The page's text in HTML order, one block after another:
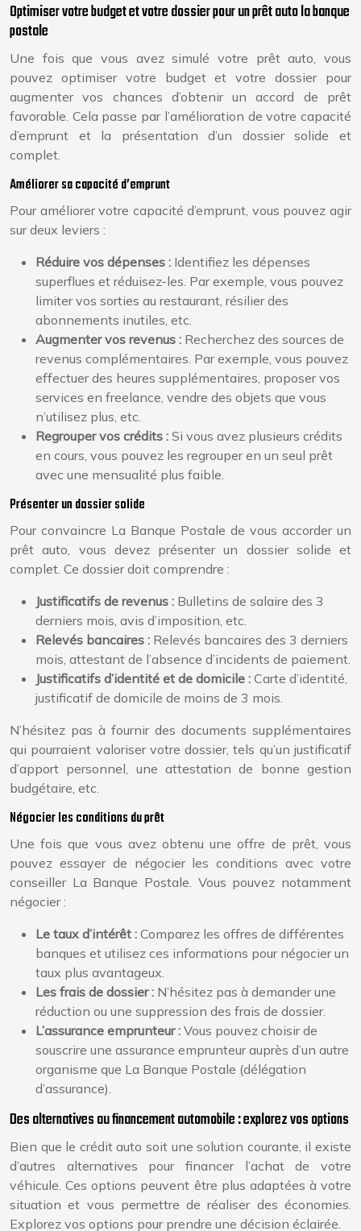
Optimiser votre budget et votre dossier pour un prêt auto la banque
postale
Une fois que vous avez simulé votre prêt auto, vous
pouvez optimiser votre budget et votre dossier pour
augmenter vos chances d’obtenir un accord de prêt
favorable. Cela passe par l’amélioration de votre capacité
d’emprunt et la présentation d’un dossier solide et
complet.
Améliorer sa capacité d’emprunt
Pour améliorer votre capacité d’emprunt, vous pouvez agir
sur deux leviers :
Réduire vos dépenses : Identifiez les dépenses
superflues et réduisez-les. Par exemple, vous pouvez
limiter vos sorties au restaurant, résilier des
abonnements inutiles, etc.
Augmenter vos revenus : Recherchez des sources de
revenus complémentaires. Par exemple, vous pouvez
effectuer des heures supplémentaires, proposer vos
services en freelance, vendre des objets que vous
n’utilisez plus, etc.
Regrouper vos crédits : Si vous avez plusieurs crédits
en cours, vous pouvez les regrouper en un seul prêt
avec une mensualité plus faible.
Présenter un dossier solide
Pour convaincre La Banque Postale de vous accorder un
prêt auto, vous devez présenter un dossier solide et
complet. Ce dossier doit comprendre :
Justificatifs de revenus : Bulletins de salaire des 3
derniers mois, avis d’imposition, etc.
Relevés bancaires : Relevés bancaires des 3 derniers
mois, attestant de l’absence d’incidents de paiement.
Justificatifs d’identité et de domicile : Carte d’identité,
justificatif de domicile de moins de 3 mois.
N’hésitez pas à fournir des documents supplémentaires
qui pourraient valoriser votre dossier, tels qu’un justificatif
d’apport personnel, une attestation de bonne gestion
budgétaire, etc.
Négocier les conditions du prêt
Une fois que vous avez obtenu une offre de prêt, vous
pouvez essayer de négocier les conditions avec votre
conseiller La Banque Postale. Vous pouvez notamment
négocier :
Le taux d’intérêt : Comparez les offres de différentes
banques et utilisez ces informations pour négocier un
taux plus avantageux.
Les frais de dossier : N’hésitez pas à demander une
réduction ou une suppression des frais de dossier.
L’assurance emprunteur : Vous pouvez choisir de
souscrire une assurance emprunteur auprès d’un autre
organisme que La Banque Postale (délégation
d’assurance).
Des alternatives au financement automobile : explorez vos options
Bien que le crédit auto soit une solution courante, il existe
d’autres alternatives pour financer l’achat de votre
véhicule. Ces options peuvent être plus adaptées à votre
situation et vous permettre de réaliser des économies.
Explorez vos options pour prendre une décision éclairée.